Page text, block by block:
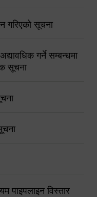
गरिएको सूचना
गर्ने सम्बन्धमा
सूचना
पाइपलाइन विस्तार